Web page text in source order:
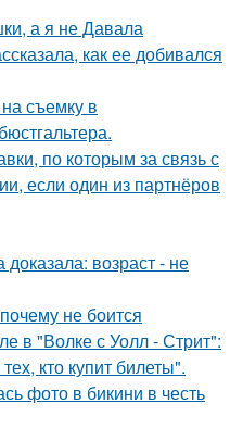
а я не Давала
как ее добивался
съемку в
по которым за связь с
если один из партнёров
возраст - не
не боится
в "Волке с Уолл - Стрит":
кто купит билеты".
фото в бикини в честь